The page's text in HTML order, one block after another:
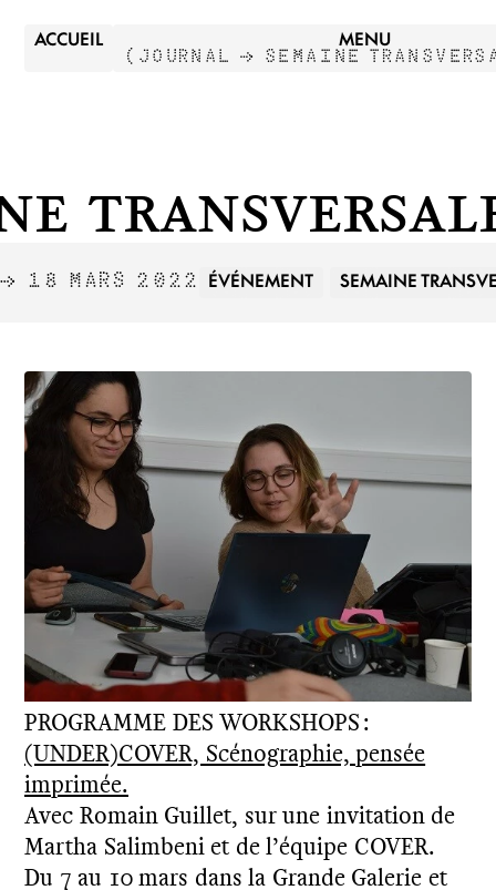
ACCUEIL MENU
( JOURNAL → SEMAINE
18 MARS 2022 ÉVÉNEMENT SEMAINE
PROGRAMME DES WORKSHOPS :
(UNDER)COVER, Scénographie, pensée
imprimée.
Avec Romain Guillet, sur une invitation de
Martha Salimbeni et de l’équipe COVER.
Du 7 au 10 mars dans la Grande Galerie et